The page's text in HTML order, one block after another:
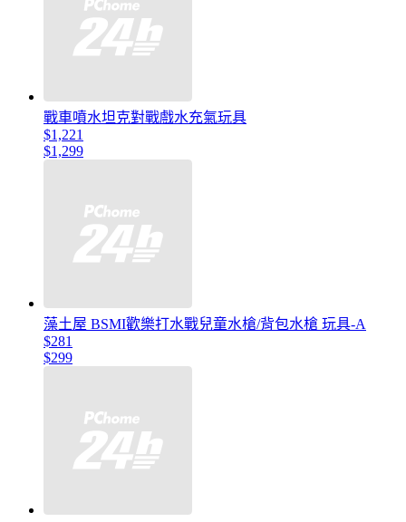
戰車噴水坦克對戰戲水充氣玩具
$1,221
$1,299
藻土屋 BSMI歡樂打水戰兒童水槍/背包水槍 玩具-A
$281
$299